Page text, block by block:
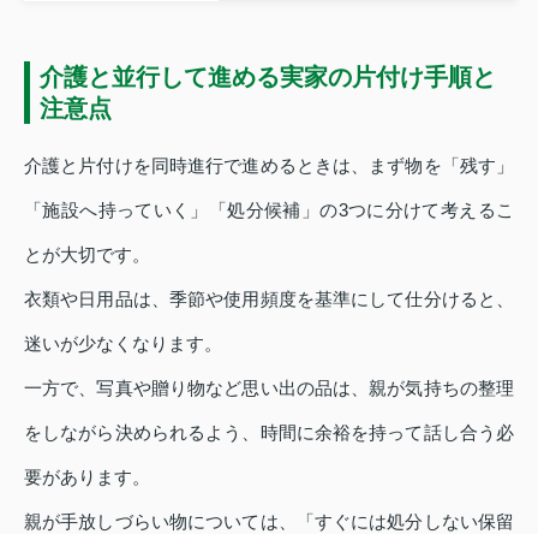
介護と並行して進める実家の片付け手順と
注意点
介護と片付けを同時進行で進めるときは、まず物を「残す」
「施設へ持っていく」「処分候補」の3つに分けて考えるこ
とが大切です。
衣類や日用品は、季節や使用頻度を基準にして仕分けると、
迷いが少なくなります。
一方で、写真や贈り物など思い出の品は、親が気持ちの整理
をしながら決められるよう、時間に余裕を持って話し合う必
要があります。
親が手放しづらい物については、「すぐには処分しない保留